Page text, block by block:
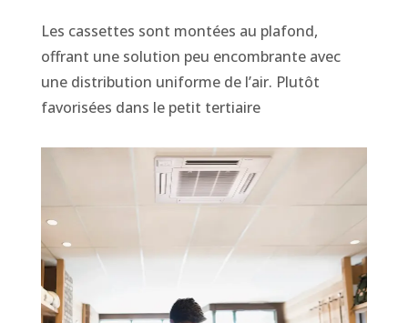
Les cassettes sont montées au plafond,
offrant une solution peu encombrante avec
une distribution uniforme de l’air. Plutôt
favorisées dans le petit tertiaire